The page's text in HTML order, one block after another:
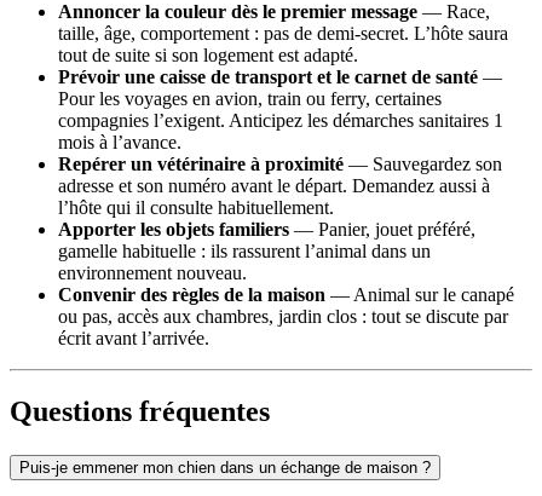
Annoncer la couleur dès le premier message — Race,
taille, âge, comportement : pas de demi-secret. L’hôte saura
tout de suite si son logement est adapté.
Prévoir une caisse de transport et le carnet de santé —
Pour les voyages en avion, train ou ferry, certaines
compagnies l’exigent. Anticipez les démarches sanitaires 1
mois à l’avance.
Repérer un vétérinaire à proximité — Sauvegardez son
adresse et son numéro avant le départ. Demandez aussi à
l’hôte qui il consulte habituellement.
Apporter les objets familiers — Panier, jouet préféré,
gamelle habituelle : ils rassurent l’animal dans un
environnement nouveau.
Convenir des règles de la maison — Animal sur le canapé
ou pas, accès aux chambres, jardin clos : tout se discute par
écrit avant l’arrivée.
Questions fréquentes
Puis-je emmener mon chien dans un échange de maison ?